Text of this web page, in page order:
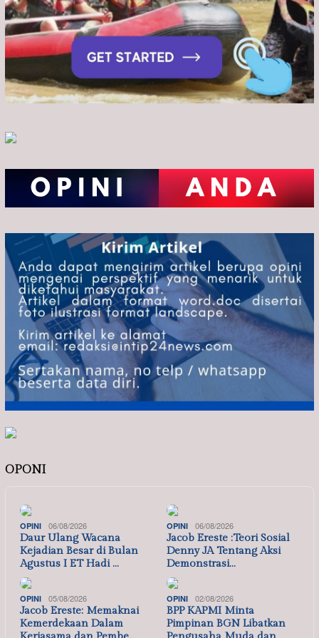
OPONI
OPINI 06/08/2026
Daur Ulang Wacana
Kejadian Besar di Bulan
Agustus I ET Hadi …
OPINI 06/08/2026
Jacob Ereste :Teori Sosial
Denny JA Tentang Aksi
Demonstrasi…
OPINI 05/08/2026
Jacob Ereste: Memaknai
Kemerdekaan Dalam
OPINI 02/08/2026
BPP KAPMI Minta
Pimpinan BGN Libatkan